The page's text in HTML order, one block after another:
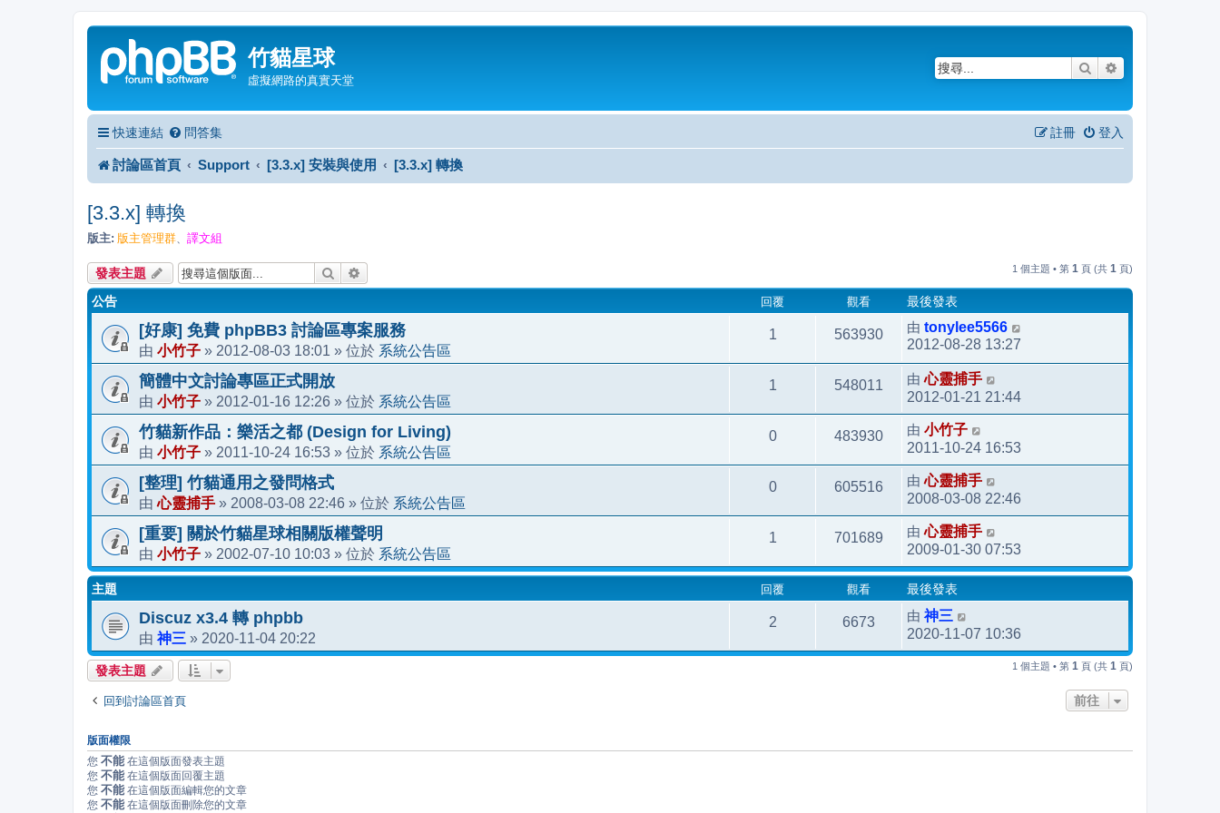
竹貓星球
虛擬網路的真實天堂
搜尋
快速連結 問答集 登入
註冊
討論區首頁 Support [3.3.x] 安裝與使用 [3.3.x] 轉換
[3.3.x] 轉換
版主: 版主管理群 譯文組
發表主題 搜尋 1 個主題 • 第 1 頁 (共 1 頁)
公告 回覆 觀看 最後發表
[好康] 免費 phpBB3 討論區專案服務
由 小竹子 » 2012-08-03 18:01 » 位於 系統公告區
1 563930 由 tonylee5566
2012-08-28 13:27
簡體中文討論專區正式開放
由 小竹子 » 2012-01-16 12:26 » 位於 系統公告區
1 548011 由心靈捕手
2012-01-21 21:44
竹貓新作品：樂活之都 (Design for Living)
由 小竹子 » 2011-10-24 16:53 » 位於 系統公告區
0 483930 由 小竹子
2011-10-24 16:53
[整理] 竹貓通用之發問格式
由心靈捕手 » 2008-03-08 22:46 » 位於 系統公告區
0 605516 由心靈捕手
2008-03-08 22:46
[重要] 關於竹貓星球相關版權聲明
由 小竹子 » 2002-07-10 10:03 » 位於 系統公告區
1 701689 由心靈捕手
2009-01-30 07:53
主題 回覆 觀看 最後發表
Discuz x3.4 轉 phpbb
由 神三 » 2020-11-04 20:22
2 6673 由 神三
2020-11-07 10:36
發表主題 1 個主題 • 第 1 頁 (共 1 頁)
回到討論區首頁 前往
版面權限
您 不能 在這個版面發表主題
您 不能 在這個版面回覆主題
您 不能 在這個版面編輯您的文章
您 不能 在這個版面刪除您的文章